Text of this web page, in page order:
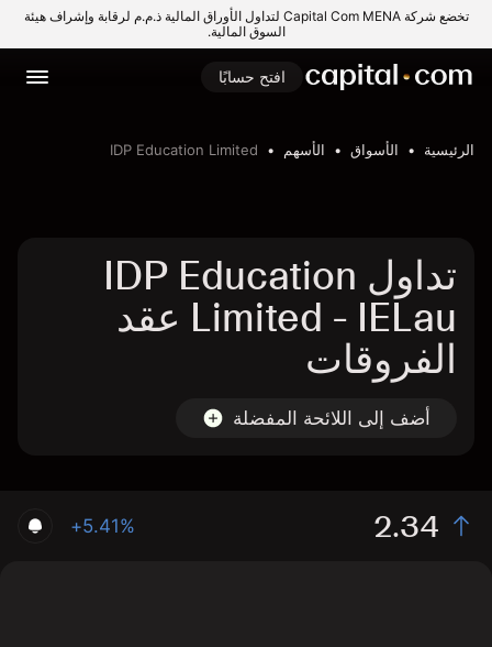
تخضع شركة Capital Com MENA لتداول الأوراق المالية ذ.م.م لرقابة وإشراف هيئة
السوق المالية.
افتح حسابًا
الرئيسية الأسواق الأسهم IDP Education Limited
تداول IDP Education
Limited - IELau عقد
الفروقات
أضف إلى اللائحة المفضلة
2.34
+5.41%